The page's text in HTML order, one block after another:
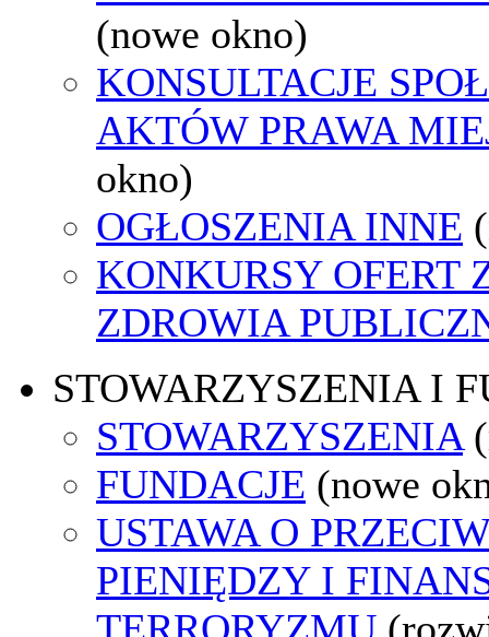
(nowe okno)
KONSULTACJE
AKTÓW PRAWA
okno)
OGŁOSZENIA INNE
KONKURSY OFERT
ZDROWIA
STOWARZYSZENIA I
STOWARZYSZENIA
FUNDACJE (nowe
USTAWA O
PIENIĘDZY I